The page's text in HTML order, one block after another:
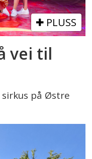
PLUSS
vei til
på Østre